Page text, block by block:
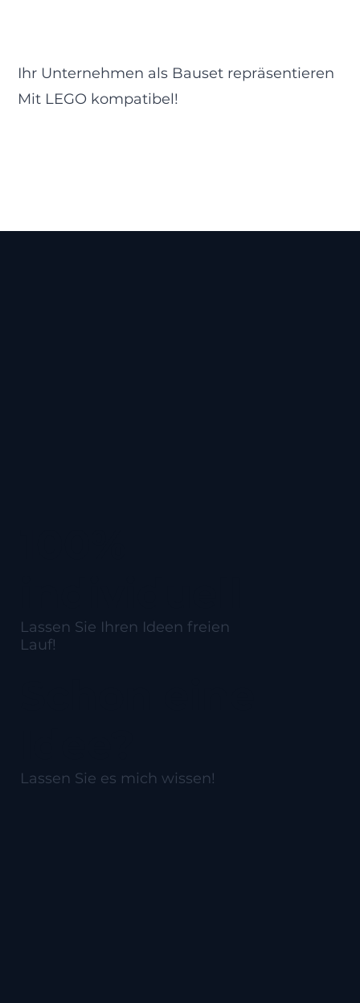
Lassen Sie es mich wissen!
Lassen Sie Ihren Ideen freien
Lauf!
Ihr Unternehmen als Bauset repräsentieren
Mit LEGO kompatibel!